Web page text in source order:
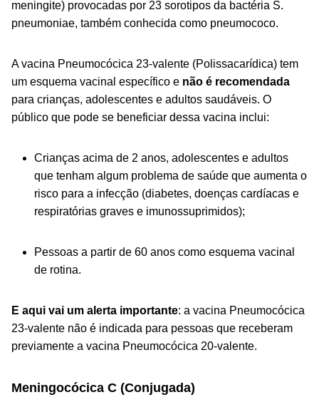
meningite) provocadas por 23 sorotipos da bactéria S.
pneumoniae, também conhecida como pneumococo.
A vacina Pneumocócica 23-valente (Polissacarídica) tem
um esquema vacinal específico e não é recomendada
para crianças, adolescentes e adultos saudáveis. O
público que pode se beneficiar dessa vacina inclui:
Crianças acima de 2 anos, adolescentes e adultos
que tenham algum problema de saúde que aumenta o
risco para a infecção (diabetes, doenças cardíacas e
respiratórias graves e imunossuprimidos);
Pessoas a partir de 60 anos como esquema vacinal
de rotina.
E aqui vai um alerta importante: a vacina Pneumocócica
23-valente não é indicada para pessoas que receberam
previamente a vacina Pneumocócica 20-valente.
Meningocócica C (Conjugada)